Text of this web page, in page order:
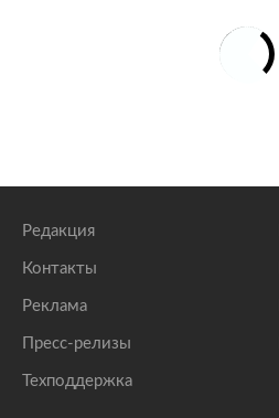
Редакция
Контакты
Реклама
Пресс-релизы
Техподдержка